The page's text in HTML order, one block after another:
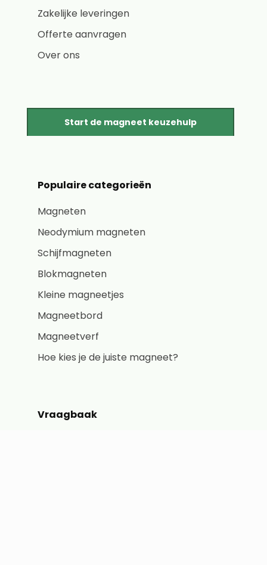
Zakelijke leveringen
Offerte aanvragen
Over ons
Start de magneet keuzehulp
Populaire categorieën
Magneten
Neodymium magneten
Schijfmagneten
Blokmagneten
Kleine magneetjes
Magneetbord
Magneetverf
Hoe kies je de juiste magneet?
Vraagbaak